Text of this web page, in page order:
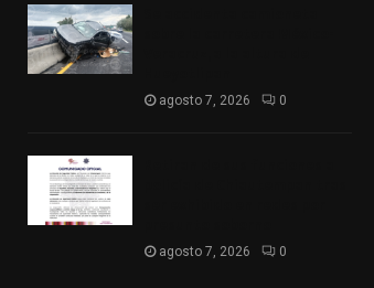
agosto 7, 2026 0
agosto 7, 2026 0